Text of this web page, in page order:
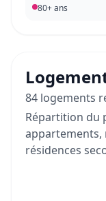
80+ ans
84 logements
Répartition du
appartements,
résidences